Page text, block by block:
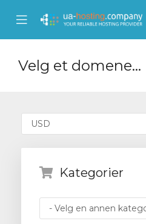
Mobile
Menu
Velg et domene...
Kategorier